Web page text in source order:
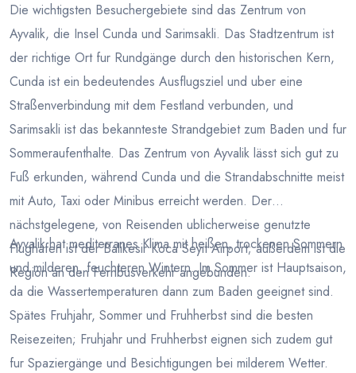
Die wichtigsten Besuchergebiete sind das Zentrum von
Ayvalik, die Insel Cunda und Sarimsakli. Das Stadtzentrum ist
der richtige Ort fur Rundgänge durch den historischen Kern,
Cunda ist ein bedeutendes Ausflugsziel und uber eine
Straßenverbindung mit dem Festland verbunden, und
Sarimsakli ist das bekannteste Strandgebiet zum Baden und fur
Sommeraufenthalte. Das Zentrum von Ayvalik lässt sich gut zu
Fuß erkunden, während Cunda und die Strandabschnitte meist
mit Auto, Taxi oder Minibus erreicht werden. Der
nächstgelegene, von Reisenden ublicherweise genutzte
Flughafen ist der Balikesir Koca Seyit Airport; außerdem ist die
Region an den Fernbusverkehr angebunden.
Ayvalik hat mediterranes Klima mit heißen, trockenen Sommern
und milderen, feuchteren Wintern. Im Sommer ist Hauptsaison,
da die Wassertemperaturen dann zum Baden geeignet sind.
Spätes Fruhjahr, Sommer und Fruhherbst sind die besten
Reisezeiten; Fruhjahr und Fruhherbst eignen sich zudem gut
fur Spaziergänge und Besichtigungen bei milderem Wetter.